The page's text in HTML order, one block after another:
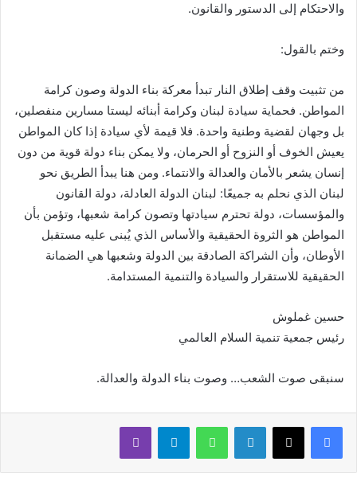
والاحتكام إلى الدستور والقانون.
وختم بالقول:
من تثبيت وقف إطلاق النار تبدأ معركة بناء الدولة وصون كرامة
المواطن. فحماية سيادة لبنان وكرامة أبنائه ليستا مسارين منفصلين،
بل وجهان لقضية وطنية واحدة. فلا قيمة لأي سيادة إذا كان المواطن
يعيش الخوف أو النزوح أو الحرمان، ولا يمكن بناء دولة قوية من دون
إنسان يشعر بالأمان والعدالة والانتماء. ومن هنا يبدأ الطريق نحو
لبنان الذي نحلم به جميعًا: لبنان الدولة العادلة، دولة القانون
والمؤسسات، دولة تحترم سيادتها وتصون كرامة شعبها، وتؤمن بأن
المواطن هو الثروة الحقيقية والأساس الذي يُبنى عليه مستقبل
الأوطان، وأن الشراكة الصادقة بين الدولة وشعبها هي الضمانة
الحقيقية للاستقرار والسيادة والتنمية المستدامة.
حسين غملوش
رئيس جمعية تنمية السلام العالمي
سنبقى صوت الشعب… وصوت بناء الدولة والعدالة.
لينكدإن واتساب تيلقرام ڤايبر